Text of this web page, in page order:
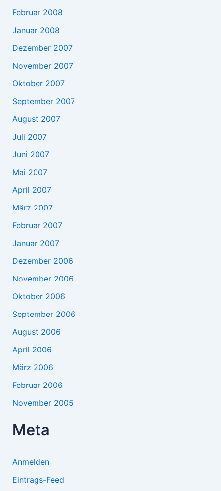
Februar 2008
Januar 2008
Dezember 2007
November 2007
Oktober 2007
September 2007
August 2007
Juli 2007
Juni 2007
Mai 2007
April 2007
März 2007
Februar 2007
Januar 2007
Dezember 2006
November 2006
Oktober 2006
September 2006
August 2006
April 2006
März 2006
Februar 2006
November 2005
Meta
Anmelden
Eintrags-Feed